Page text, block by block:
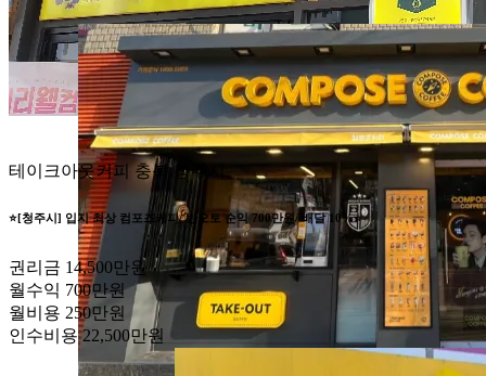
테이크아웃커피 충북 청주시
⭐️[청주시] 입지 최상 컴포즈커피/ 반오토 순익 700만원/ 배달 10%⭐️
권리금 14,500만원
월수익 700만원
월비용 250만원
인수비용 22,500만원